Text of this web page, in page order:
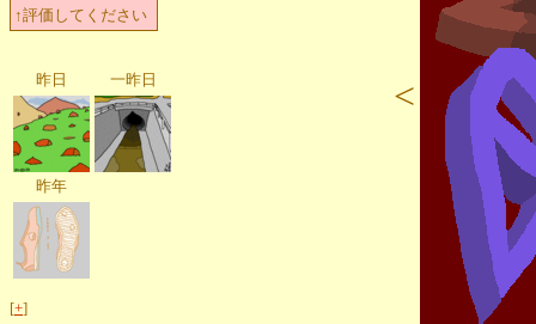
↑評価してください
昨日 一昨日
昨年
[+]
<